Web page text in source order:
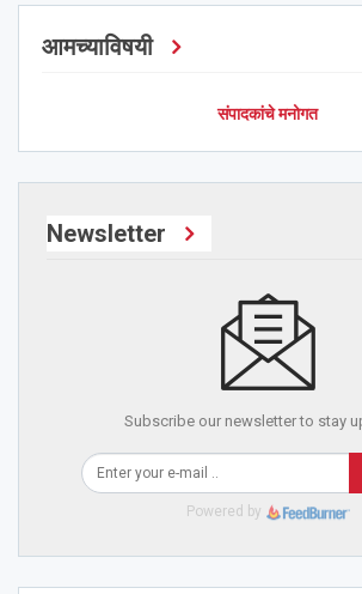
आमच्याविषयी
संपादकांचे मनोगत
Newsletter
Subscribe our newsletter to stay
Powered by